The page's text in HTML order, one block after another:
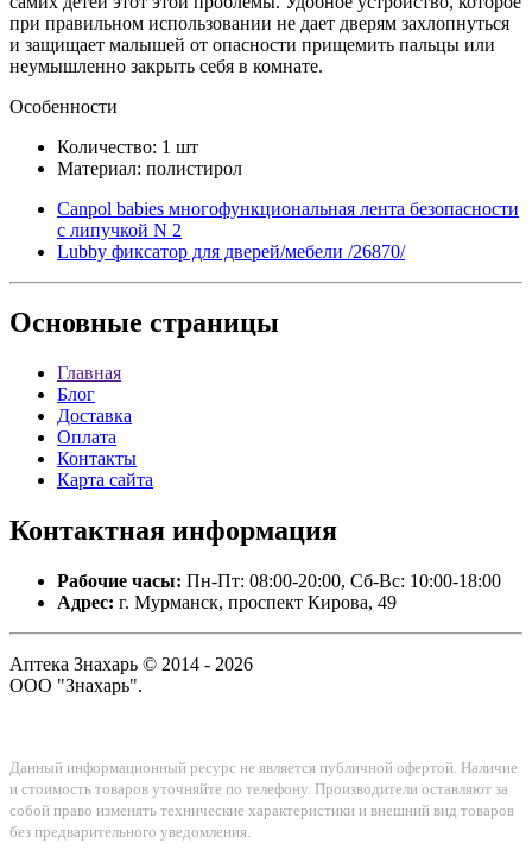
при правильном использовании не дает дверям захлопнуться
и защищает малышей от опасности прищемить пальцы или
неумышленно закрыть себя в комнате.
Особенности
Количество: 1 шт
Материал: полистирол
Canpol babies многофункциональная лента безопасности
с липучкой N 2
Lubby фиксатор для дверей/мебели /26870/
Основные страницы
Главная
Блог
Доставка
Оплата
Контакты
Карта сайта
Контактная информация
Рабочие часы: Пн-Пт: 08:00-20:00, Сб-Вс: 10:00-18:00
Адрес: г. Мурманск, проспект Кирова, 49
Аптека Знахарь © 2014 - 2026
ООО "Знахарь".
Данный информационный ресурс не является публичной офертой. Наличие
и стоимость товаров уточняйте по телефону. Производители оставляют за
собой право изменять технические характеристики и внешний вид товаров
без предварительного уведомления.